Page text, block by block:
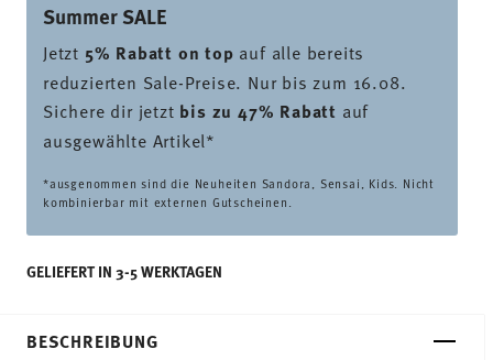
Summer SALE
Jetzt 5% Rabatt on top auf alle bereits
reduzierten Sale-Preise. Nur bis zum 16.08.
Sichere dir jetzt bis zu 47% Rabatt auf
ausgewählte Artikel*
*ausgenommen sind die Neuheiten Sandora, Sensai, Kids. Nicht
kombinierbar mit externen Gutscheinen.
GELIEFERT IN 3-5 WERKTAGEN
BESCHREIBUNG